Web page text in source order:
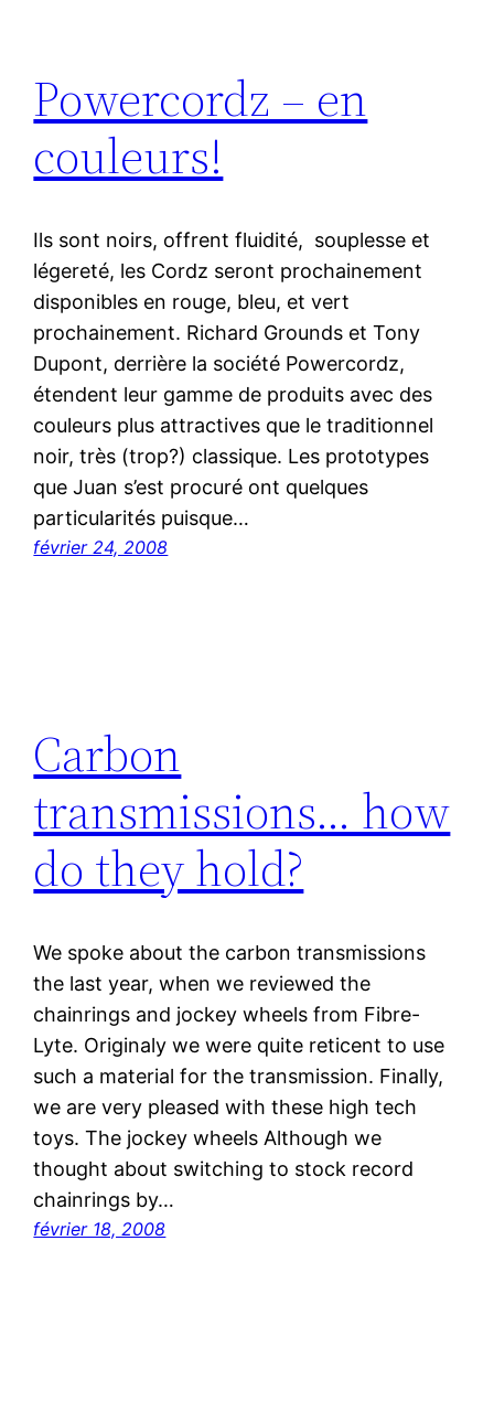
Powercordz – en
couleurs!
Ils sont noirs, offrent fluidité, souplesse et
légereté, les Cordz seront prochainement
disponibles en rouge, bleu, et vert
prochainement. Richard Grounds et Tony
Dupont, derrière la société Powercordz,
étendent leur gamme de produits avec des
couleurs plus attractives que le traditionnel
noir, très (trop?) classique. Les prototypes
que Juan s’est procuré ont quelques
particularités puisque…
février 24, 2008
Carbon
transmissions… how
do they hold?
We spoke about the carbon transmissions
the last year, when we reviewed the
chainrings and jockey wheels from Fibre-
Lyte. Originaly we were quite reticent to use
such a material for the transmission. Finally,
we are very pleased with these high tech
toys. The jockey wheels Although we
thought about switching to stock record
chainrings by…
février 18, 2008